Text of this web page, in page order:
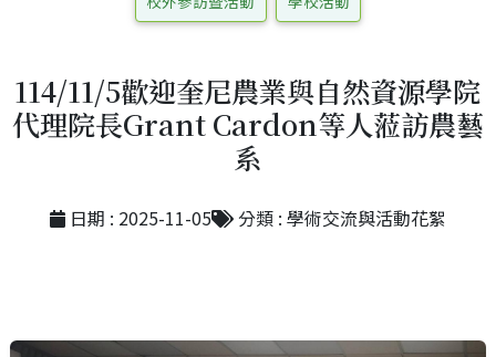
114/11/5歡迎奎尼農業與自然資源學院
代理院長Grant Cardon等人蒞訪農藝
系
日期 : 2025-11-05 分類 : 學術交流與活動花絮